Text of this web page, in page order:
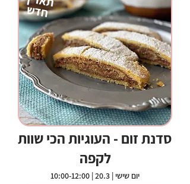
חדש
סדנת זום - העוגיות הכי שוות
לקפה
יום שישי | 20.3 | 10:00-12:00